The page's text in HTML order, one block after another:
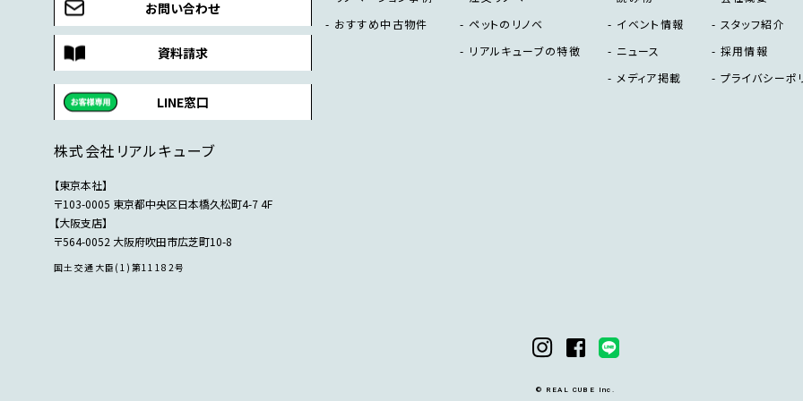
お問い合わせ
資料請求
LINE窓口
株式会社リアルキューブ
【東京本社】
〒103-0005 東京都中央区日本橋久松町4-7 4F
【大阪支店】
〒564-0052 大阪府吹田市広芝町10-8
国土交通大臣(1)第11182号
おすすめ中古物件
ペットのリノベ
リアルキューブの特徴
イベント情報
ニュース
メディア掲載
スタッフ紹介
採用情報
プライバシーポ
© REAL CUBE Inc.